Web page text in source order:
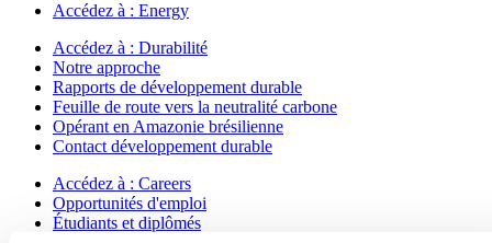
Accédez à : Energy
Accédez à : Durabilité
Notre approche
Rapports de développement durable
Feuille de route vers la neutralité carbone
Opérant en Amazonie brésilienne
Contact développement durable
Accédez à : Careers
Opportunités d'emploi
Étudiants et diplômés